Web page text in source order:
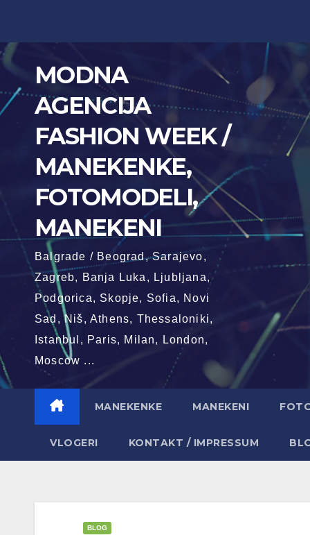
content
MODNA
AGENCIJA
FASHION WEEK /
MANEKENKE,
FOTOMODELI,
MANEKENI
Balgrade / Beograd, Sarajevo,
Zagreb, Banja Luka, Ljubljana,
Podgorica, Skopje, Sofia, Novi
Sad, Niš, Athens, Thessaloniki,
Istanbul, Paris, Milan, London,
Moscow ...
MANEKENKE MANEKENI
VLOGERI KONTAKT / IMPRESSUM
BLOG